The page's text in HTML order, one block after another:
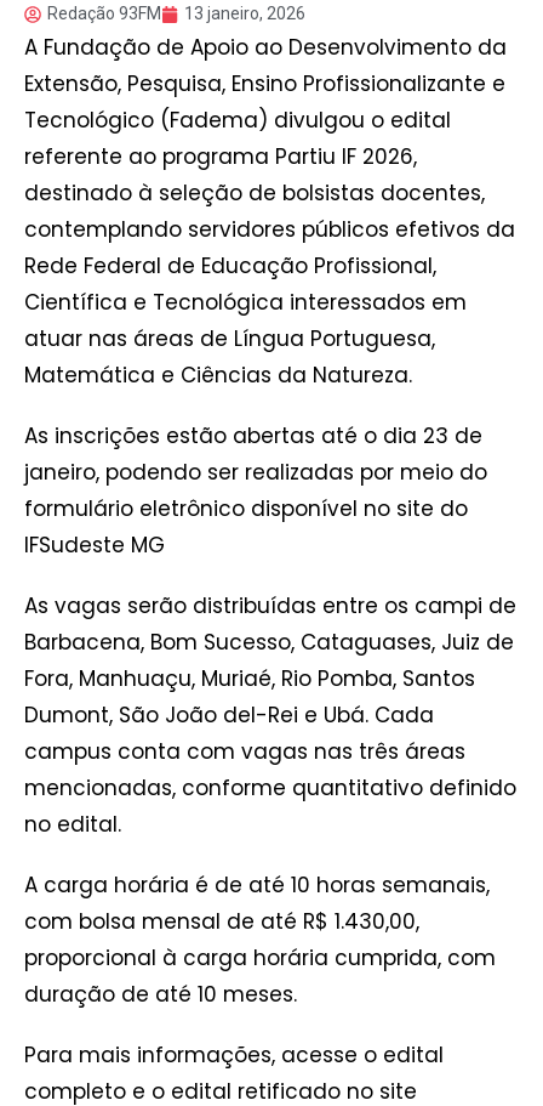
Redação 93FM 13 janeiro, 2026
A Fundação de Apoio ao Desenvolvimento da
Extensão, Pesquisa, Ensino Profissionalizante e
Tecnológico (Fadema) divulgou o edital
referente ao programa Partiu IF 2026,
destinado à seleção de bolsistas docentes,
contemplando servidores públicos efetivos da
Rede Federal de Educação Profissional,
Científica e Tecnológica interessados em
atuar nas áreas de Língua Portuguesa,
Matemática e Ciências da Natureza.
As inscrições estão abertas até o dia 23 de
janeiro, podendo ser realizadas por meio do
formulário eletrônico disponível no site do
IFSudeste MG
As vagas serão distribuídas entre os campi de
Barbacena, Bom Sucesso, Cataguases, Juiz de
Fora, Manhuaçu, Muriaé, Rio Pomba, Santos
Dumont, São João del-Rei e Ubá. Cada
campus conta com vagas nas três áreas
mencionadas, conforme quantitativo definido
no edital.
A carga horária é de até 10 horas semanais,
com bolsa mensal de até R$ 1.430,00,
proporcional à carga horária cumprida, com
duração de até 10 meses.
Para mais informações, acesse o edital
completo e o edital retificado no site